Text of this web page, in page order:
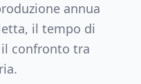
annua
il tempo di
confronto tra